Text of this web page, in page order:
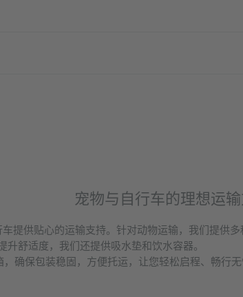
宠物与自行车的理想运
提供贴心的运输支持。针对动物运输，我们提供
舒适度，我们还提供吸水垫和饮水容器。
确保包装稳固，方便托运，让您轻松启程、畅行无